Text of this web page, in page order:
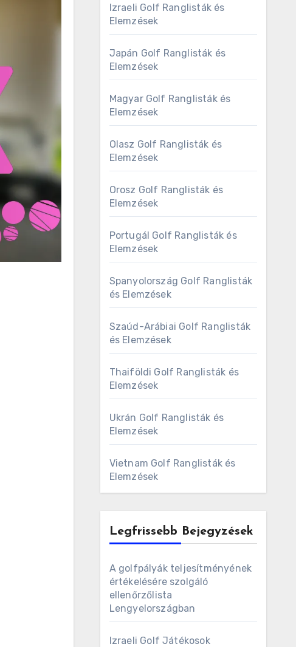
Izraeli Golf Ranglisták és
Elemzések
Japán Golf Ranglisták és
Elemzések
Magyar Golf Ranglisták és
Elemzések
Olasz Golf Ranglisták és
Elemzések
Orosz Golf Ranglisták és
Elemzések
Portugál Golf Ranglisták és
Elemzések
Spanyolország Golf Ranglisták
és Elemzések
Szaúd-Arábiai Golf Ranglisták
és Elemzések
Thaiföldi Golf Ranglisták és
Elemzések
Ukrán Golf Ranglisták és
Elemzések
Vietnam Golf Ranglisták és
Elemzések
Legfrissebb Bejegyzések
A golfpályák teljesítményének
értékelésére szolgáló
ellenőrzőlista
Lengyelországban
Izraeli Golf Játékosok